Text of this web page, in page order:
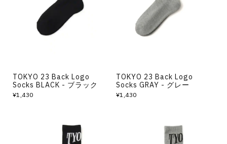
TOKYO 23 Back Logo
Socks BLACK - ブラック
¥1,430
TOKYO 23 Back Logo
Socks GRAY - グレー
¥1,430